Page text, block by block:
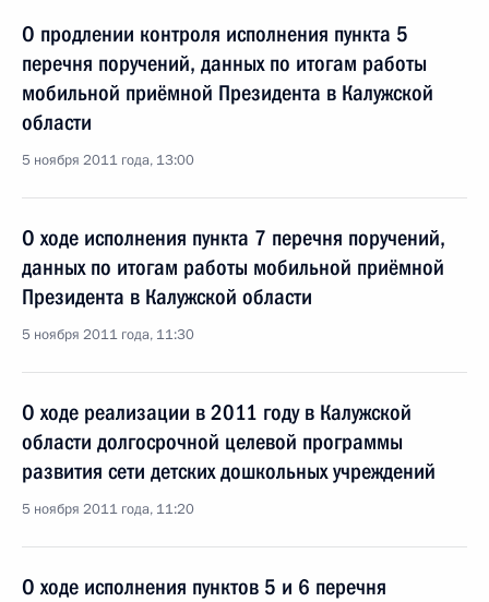
О продлении контроля исполнения пункта 5
перечня поручений, данных по итогам работы
мобильной приёмной Президента в Калужской
области
5 ноября 2011 года, 13:00
О ходе исполнения пункта 7 перечня поручений,
данных по итогам работы мобильной приёмной
Президента в Калужской области
5 ноября 2011 года, 11:30
О ходе реализации в 2011 году в Калужской
области долгосрочной целевой программы
развития сети детских дошкольных учреждений
5 ноября 2011 года, 11:20
О ходе исполнения пунктов 5 и 6 перечня